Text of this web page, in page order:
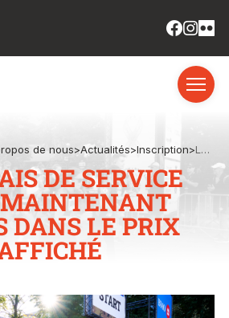
de nous>Actualités>Inscription> Les frais de service sont maintenant inclus dans le prix affiché
DE SERVICE
DANS LE PRIX